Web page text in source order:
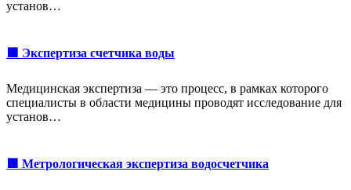
установ…
🟩 Экспертиза счетчика воды
Медицинская экспертиза — это процесс, в рамках которого
специалисты в области медицины проводят исследование для
установ…
🟩 Метрологическая экспертиза водосчетчика